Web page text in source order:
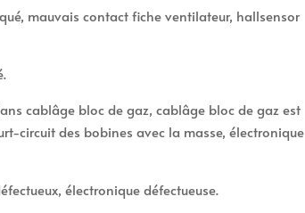
mauvais contact fiche ventilateur, hallsensor
cablâge bloc de gaz, cablâge bloc de gaz est
circuit des bobines avec la masse, électronique
électronique défectueuse.